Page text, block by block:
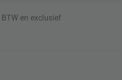
en exclusief